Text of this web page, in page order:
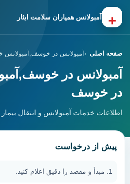
+ آمبولانس همیاران سلامت ایثار
صفحه اصلی آمبولانس در
آمبولانس در
در خوسف
اطلاعات خدمات آمبولانس و انتقال
پیش از درخواست
مبدأ و مقصد را دقیق اعلام کنید.